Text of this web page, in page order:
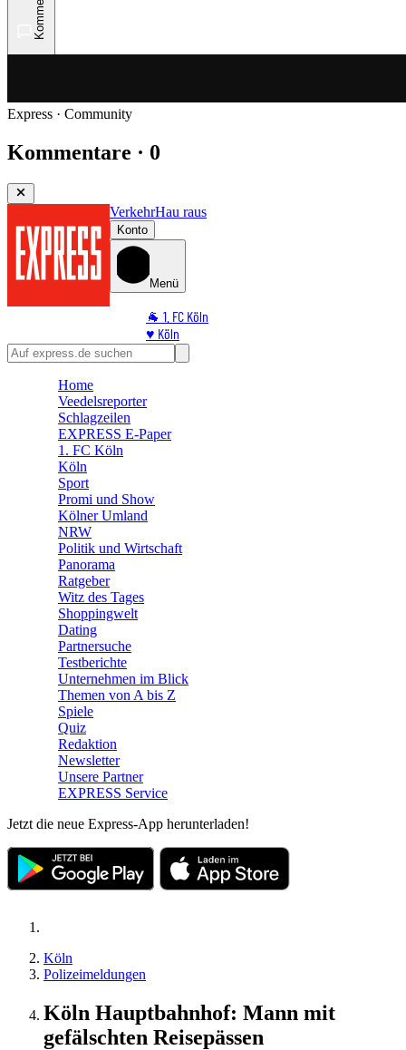
Express · Community
Kommentare · 0
VerkehrHau raus
Konto
Menü
🐐 1. FC Köln
♥️ Köln
⭐ Promi
🛒 Shoppingwelt
Home
Veedelsreporter
Schlagzeilen
EXPRESS E-Paper
1. FC Köln
Köln
Sport
Promi und Show
Kölner Umland
NRW
Politik und Wirtschaft
Panorama
Ratgeber
Witz des Tages
Shoppingwelt
Dating
Partnersuche
Testberichte
Unternehmen im Blick
Themen von A bis Z
Spiele
Quiz
Redaktion
Newsletter
Unsere Partner
EXPRESS Service
Jetzt die neue Express-App herunterladen!
Köln
Polizeimeldungen
Köln Hauptbahnhof: Mann mit
gefälschten Reisepässen